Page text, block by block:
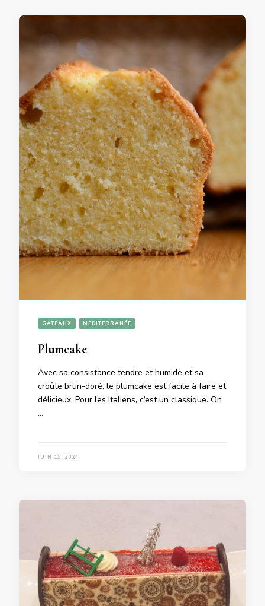
GATEAUX MEDITERRANÉE
Plumcake
Avec sa consistance tendre et humide et sa
croûte brun-doré, le plumcake est facile à faire et
délicieux. Pour les Italiens, c’est un classique. On
…
JUIN 19, 2024